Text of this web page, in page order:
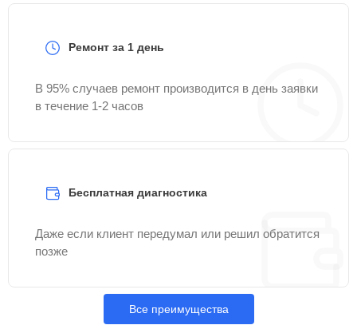
Ремонт за 1 день
В 95% случаев ремонт производится в день заявки
в течение 1-2 часов
Бесплатная диагностика
Даже если клиент передумал или решил обратится
позже
Все преимущества